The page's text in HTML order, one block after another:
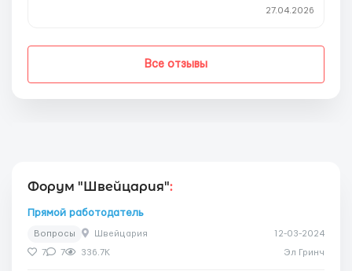
27.04.2026
Все отзывы
Форум "Швейцария":
Прямой работодатель
Вопросы Швейцария 12-03-2024
7 7 336.7K Эл Гринч